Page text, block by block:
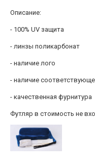
Описание:
- 100% UV защита
- линзы поликарбонат
- наличие лого
- наличие
- качественная фурнитура
Футляр в стоимость не